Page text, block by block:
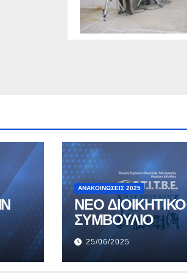
ΑΝΑΚΟΙΝΏΣΕΙΣ 2025
ΝΕΟ ΔΙΟΙΚΗΤΙΚΟ
ΣΥΜΒΟΥΛΙΟ
25/06/2025